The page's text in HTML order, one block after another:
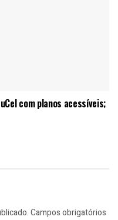
com planos acessíveis;
Campos obrigatórios